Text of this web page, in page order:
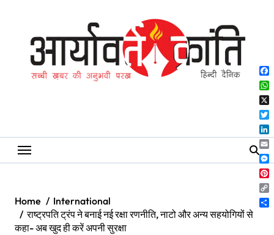
Home
International
राष्ट्रपति ट्रंप ने बनाई नई रक्षा रणनीति, नाटो और अन्य सहयोगियों से
कहा- अब खुद ही करें अपनी सुरक्षा
X